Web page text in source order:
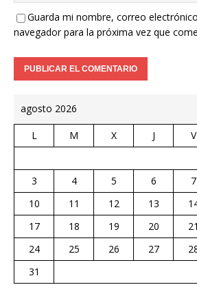
Guarda mi nombre, correo
navegador para la próxima vez que
agosto 2026
L M X J V
3
4 5 6 7
10
11 12 13
17
18 19 20 21
24
25 26 27
31